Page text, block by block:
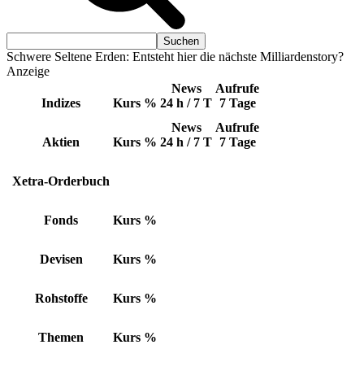
Schwere Seltene Erden: Entsteht hier die nächste Milliardenstory?
Anzeige
Indizes Kurs %
News
24 h / 7 T
Aufrufe
7 Tage
Aktien Kurs %
News
24 h / 7 T
Aufrufe
7 Tage
Xetra-Orderbuch
Fonds Kurs %
Devisen Kurs %
Rohstoffe Kurs %
Themen Kurs %